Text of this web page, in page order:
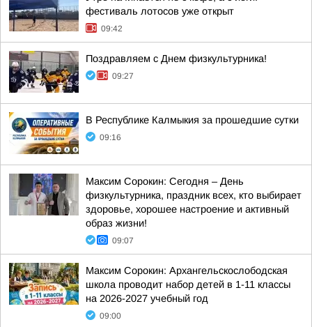
фестиваль лотосов уже открыт
09:42
Поздравляем с Днем физкультурника!
09:27
В Республике Калмыкия за прошедшие сутки
09:16
Максим Сорокин: Сегодня – День
физкультурника, праздник всех, кто выбирает
здоровье, хорошее настроение и активный
образ жизни!
09:07
Максим Сорокин: Архангельскослободская
школа проводит набор детей в 1-11 классы
на 2026-2027 учебный год
09:00